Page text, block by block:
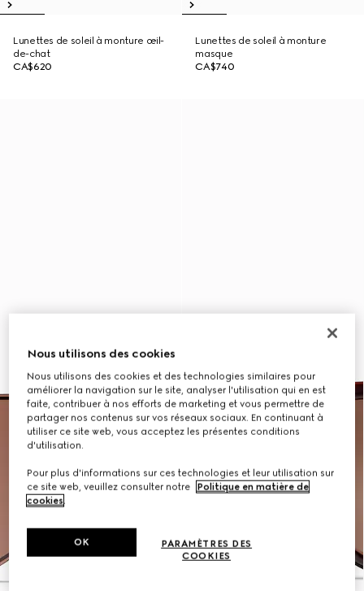
Lunettes de soleil à monture œil-
de-chat
CA$620
Lunettes de soleil à monture
masque
CA$740
Nous utilisons des cookies
Nous utilisons des cookies et des technologies similaires pour
améliorer la navigation sur le site, analyser l'utilisation qui en est
faite, contribuer à nos efforts de marketing et vous permettre de
partager nos contenus sur vos réseaux sociaux. En continuant à
utiliser ce site web, vous acceptez les présentes conditions
d'utilisation.
Pour plus d'informations sur ces technologies et leur utilisation sur
ce site web, veuillez consulter notre
Politique en matière de
cookies.
PARAMÈTRES DES
COOKIES
OK